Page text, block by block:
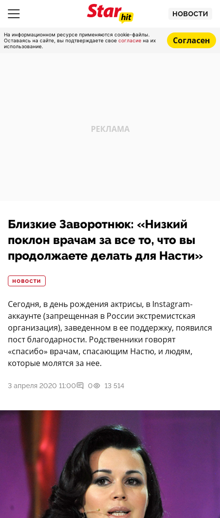
НОВОСТИ
На информационном ресурсе применяются cookie-файлы.
Оставаясь на сайте, вы подтверждаете свое согласие на их
использование.
Согласен
Близкие Заворотнюк: «Низкий
поклон врачам за все то, что вы
продолжаете делать для Насти»
НОВОСТИ
Сегодня, в день рождения актрисы, в Instagram-
аккаунте (запрещенная в России экстремистская
организация), заведенном в ее поддержку, появился
пост благодарности. Родственники говорят
«спасибо» врачам, спасающим Настю, и людям,
которые молятся за нее.
3 апреля 2020 11:00 0 13 514